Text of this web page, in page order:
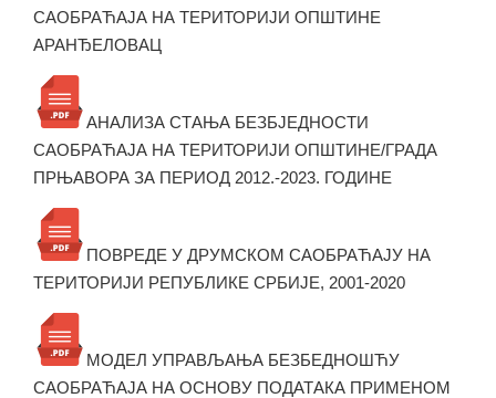
САОБРАЋАЈА НА ТЕРИТОРИЈИ ОПШТИНЕ
АРАНЂЕЛОВАЦ
АНАЛИЗА СТАЊА БЕЗБЈЕДНОСТИ
САОБРАЋАЈА НА ТЕРИТОРИЈИ ОПШТИНЕ/ГРАДА
ПРЊАВОРА ЗА ПЕРИОД 2012.-2023. ГОДИНЕ
ПОВРЕДЕ У ДРУМСКОМ САОБРАЋАЈУ НА
ТЕРИТОРИЈИ РЕПУБЛИКЕ СРБИЈЕ, 2001-2020
МОДЕЛ УПРАВЉАЊА БЕЗБЕДНОШЋУ
САОБРАЋАЈА НА ОСНОВУ ПОДАТАКА ПРИМЕНОМ